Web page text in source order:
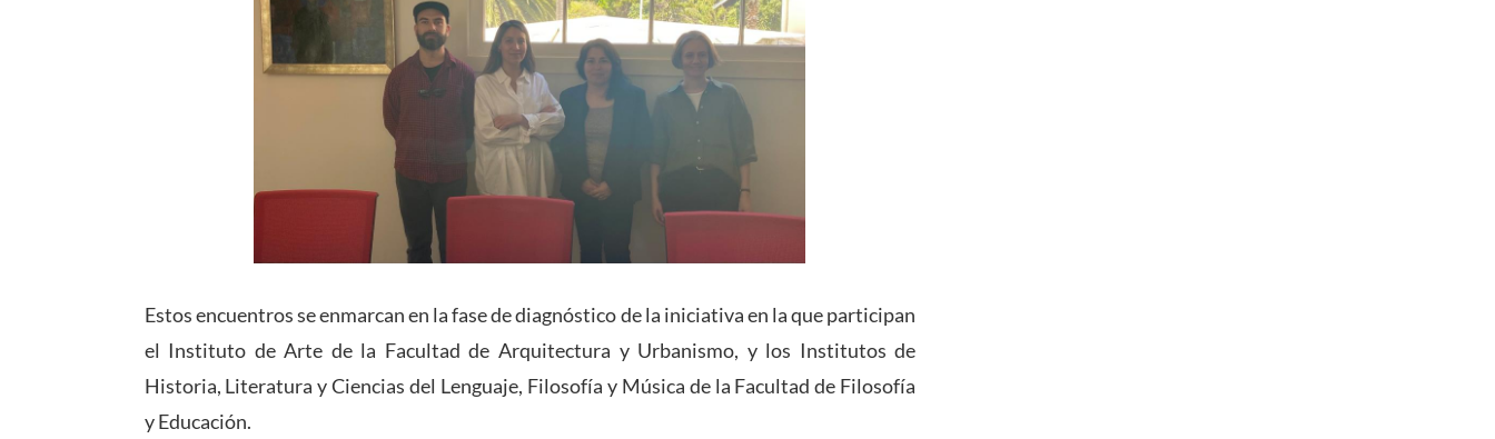
Estos encuentros se enmarcan en la fase de diagnóstico de la iniciativa en la que participan
el Instituto de Arte de la Facultad de Arquitectura y Urbanismo, y los Institutos de
Historia, Literatura y Ciencias del Lenguaje, Filosofía y Música de la Facultad de Filosofía
y Educación.